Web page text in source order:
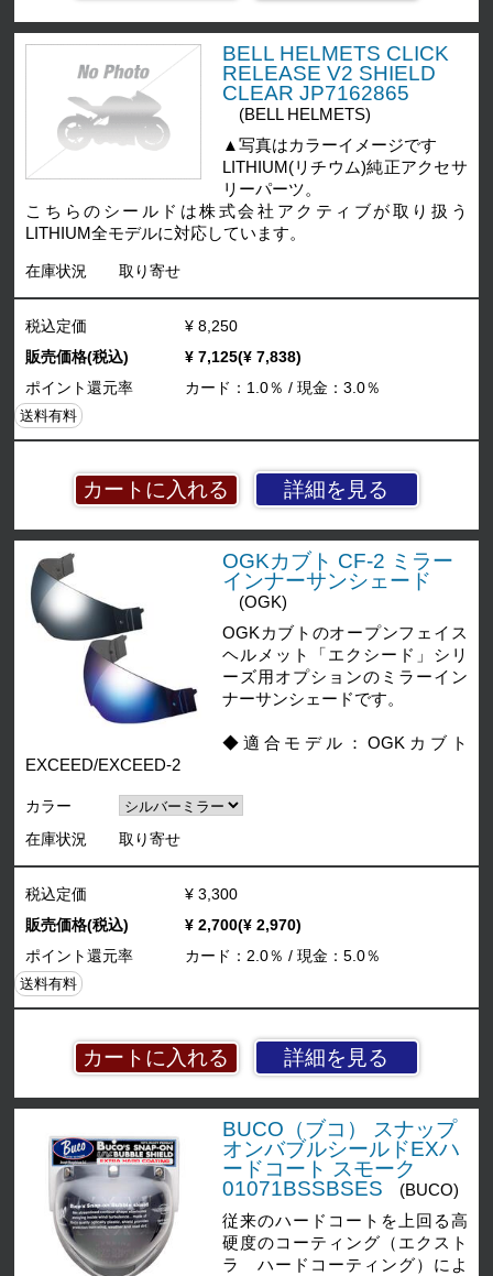
BELL HELMETS CLICK
RELEASE V2 SHIELD
CLEAR JP7162865
(BELL HELMETS)
▲写真はカラーイメージです
LITHIUM(リチウム)純正アクセサ
リーパーツ。
こちらのシールドは株式会社アクティブが取り扱う
LITHIUM全モデルに対応しています。
在庫状況 取り寄せ
詳細を見る
税込定価
¥ 8,250
販売価格(税込)
¥ 7,125(¥ 7,838)
ポイント還元率
カード：1.0％ / 現金：3.0％
送料有料
OGKカブト CF-2 ミラー
インナーサンシェード
(OGK)
OGKカブトのオープンフェイス
ヘルメット「エクシード」シリ
ーズ用オプションのミラーイン
ナーサンシェードです。
◆適合モデル：OGKカブト
EXCEED/EXCEED-2
カラー
在庫状況
取り寄せ
詳細を見る
税込定価
¥ 3,300
販売価格(税込)
¥ 2,700(¥ 2,970)
ポイント還元率
カード：2.0％ / 現金：5.0％
送料有料
BUCO（ブコ） スナップ
オンバブルシールドEXハ
ードコート スモーク
01071BSSBSES
(BUCO)
従来のハードコートを上回る高
硬度のコーティング（エクスト
ラ ハードコーティング）によ